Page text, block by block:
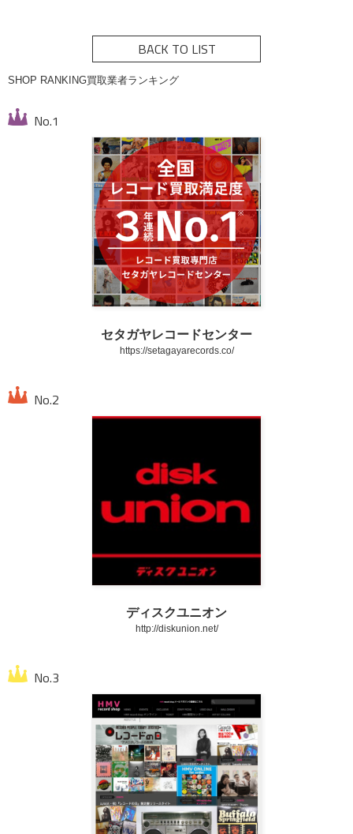
BACK TO LIST
SHOP RANKING買取業者ランキング
セタガヤレコードセンター
https://setagayarecords.co/
ディスクユニオン
http://diskunion.net/